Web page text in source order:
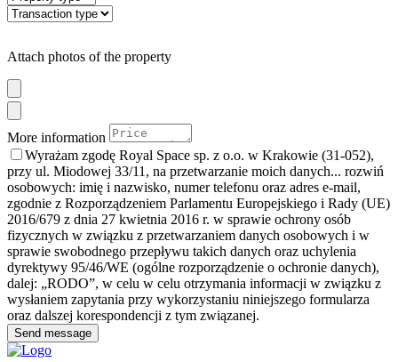
Attach photos of the property
More information
Wyrażam zgodę Royal Space sp. z o.o. w Krakowie (31-052),
przy ul. Miodowej 33/11, na przetwarzanie moich danych... rozwiń
osobowych: imię i nazwisko, numer telefonu oraz adres e-mail,
zgodnie z Rozporządzeniem Parlamentu Europejskiego i Rady (UE)
2016/679 z dnia 27 kwietnia 2016 r. w sprawie ochrony osób
fizycznych w związku z przetwarzaniem danych osobowych i w
sprawie swobodnego przepływu takich danych oraz uchylenia
dyrektywy 95/46/WE (ogólne rozporządzenie o ochronie danych),
dalej: „RODO”, w celu w celu otrzymania informacji w związku z
wysłaniem zapytania przy wykorzystaniu niniejszego formularza
oraz dalszej korespondencji z tym związanej.